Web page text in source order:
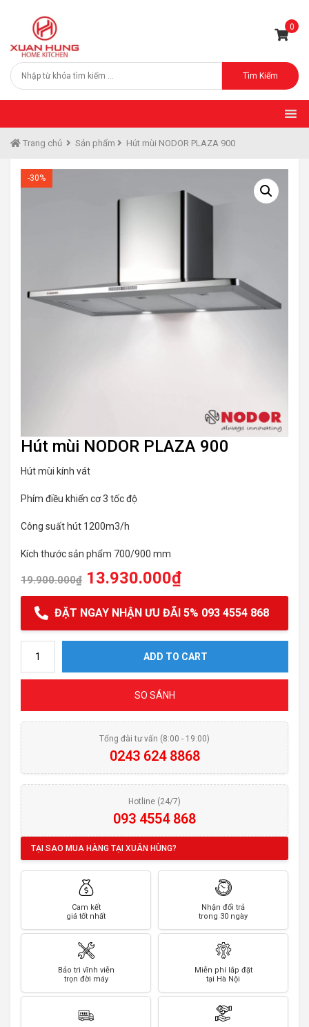
0
Tìm Kiếm
Trang chủ Sản phẩm Hút mùi NODOR PLAZA 900
-30%
Hút mùi NODOR PLAZA 900
Hút mùi kính vát
Phím điều khiển cơ 3 tốc độ
Công suất hút 1200m3/h
Kích thước sản phẩm 700/900 mm
19.900.000₫ 13.930.000₫
ĐẶT NGAY NHẬN ƯU ĐÃI 5% 093 4554 868
ADD TO CART
SO SÁNH
Tổng đài tư vấn (8:00 - 19:00)
0243 624 8868
Hotline (24/7)
093 4554 868
TẠI SAO MUA HÀNG TẠI XUÂN HÙNG?
Cam kết
giá tốt nhất
Nhận đổi trả
trong 30 ngày
Bảo trì vĩnh viễn
trọn đời máy
Miễn phí lắp đặt
tại Hà Nội